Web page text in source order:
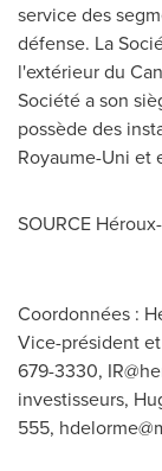
service des
défense. La
l'extérieur du
Société a son
possède des
Royaume-Uni et
SOURCE
Coordonnées :
Vice-président
679-3330,
investisseurs,
555,